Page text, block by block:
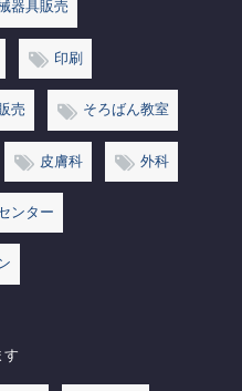
器具販売
印刷
売 そろばん教室
皮膚科 外科
ンター
す